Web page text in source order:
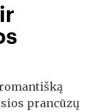
prancūzų